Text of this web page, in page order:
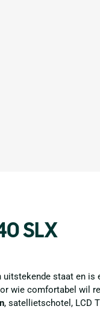
SLX
staat en
wie comfortabel wil
, satellietschotel, LCD